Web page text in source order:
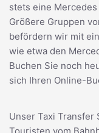
stets eine
Größere Gruppen
befördern wir mit
wie etwa den
Buchen Sie noch
sich Ihren Online-
Unser Taxi